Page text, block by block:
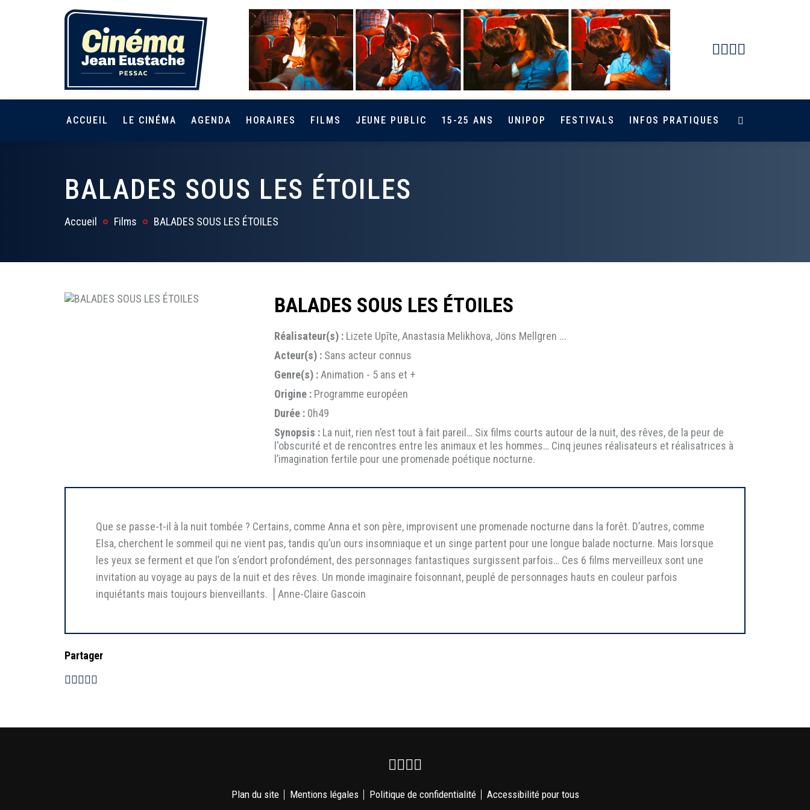
Facebook
Instagram
Youtube
Newsletter
ACCUEIL LE CINÉMA AGENDA HORAIRES FILMS JEUNE PUBLIC 15-25 ANS UNIPOP FESTIVALS INFOS PRATIQUES
BALADES SOUS LES ÉTOILES
Accueil Films BALADES SOUS LES ÉTOILES
BALADES SOUS LES ÉTOILES
Réalisateur(s) : Lizete Upīte, Anastasia Melikhova, Jöns Mellgren ...
Acteur(s) : Sans acteur connus
Genre(s) :Animation - 5 ans et +
Origine : Programme européen
Durée : 0h49
Synopsis : La nuit, rien n’est tout à fait pareil… Six films courts autour de la nuit, des rêves, de la peur de
l'obscurité et de rencontres entre les animaux et les hommes… Cinq jeunes réalisateurs et réalisatrices à
l’imagination fertile pour une promenade poétique nocturne.
Que se passe-t-il à la nuit tombée ? Certains, comme Anna et son père, improvisent une promenade nocturne dans la forêt. D’autres, comme
Elsa, cherchent le sommeil qui ne vient pas, tandis qu’un ours insomniaque et un singe partent pour une longue balade nocturne. Mais lorsque
les yeux se ferment et que l’on s’endort profondément, des personnages fantastiques surgissent parfois… Ces 6 films merveilleux sont une
invitation au voyage au pays de la nuit et des rêves. Un monde imaginaire foisonnant, peuplé de personnages hauts en couleur parfois
inquiétants mais toujours bienveillants. ⎥ Anne-Claire Gascoin
Partager
Facebook
Instagram
Youtube
Plan du site Mentions légales Politique de confidentialité Accessibilité pour tous